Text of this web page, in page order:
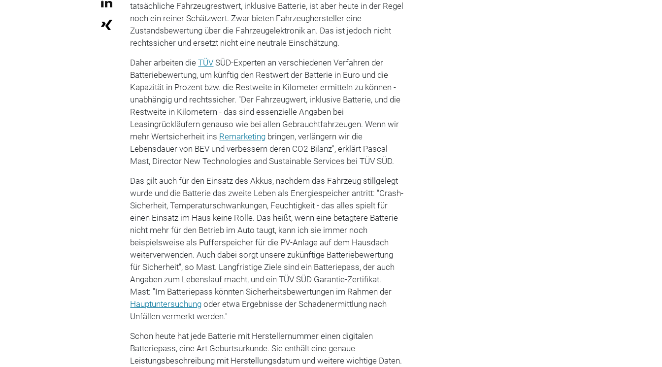
tatsächliche Fahrzeugrestwert, inklusive Batterie, ist aber heute in der Regel
noch ein reiner Schätzwert. Zwar bieten Fahrzeughersteller eine
Zustandsbewertung über die Fahrzeugelektronik an. Das ist jedoch nicht
rechtssicher und ersetzt nicht eine neutrale Einschätzung.
Daher arbeiten dieTÜV SÜD-Experten an verschiedenen Verfahren der
Batteriebewertung, um künftig den Restwert der Batterie in Euro und die
Kapazität in Prozent bzw. die Restweite in Kilometer ermitteln zu können -
unabhängig und rechtssicher. "Der Fahrzeugwert, inklusive Batterie, und die
Restweite in Kilometern - das sind essenzielle Angaben bei
Leasingrückläufern genauso wie bei allen Gebrauchtfahrzeugen. Wenn wir
mehr Wertsicherheit ins Remarketing bringen, verlängern wir die
Lebensdauer von BEV und verbessern deren CO2-Bilanz", erklärt Pascal
Mast, Director New Technologies and Sustainable Services bei TÜV SÜD.
Das gilt auch für den Einsatz des Akkus, nachdem das Fahrzeug stillgelegt
wurde und die Batterie das zweite Leben als Energiespeicher antritt: "Crash-
Sicherheit, Temperaturschwankungen, Feuchtigkeit - das alles spielt für
einen Einsatz im Haus keine Rolle. Das heißt, wenn eine betagtere Batterie
nicht mehr für den Betrieb im Auto taugt, kann ich sie immer noch
beispielsweise als Pufferspeicher für die PV-Anlage auf dem Hausdach
weiterverwenden. Auch dabei sorgt unsere zukünftige Batteriebewertung
für Sicherheit", so Mast. Langfristige Ziele sind ein Batteriepass, der auch
Angaben zum Lebenslauf macht, und ein TÜV SÜD Garantie-Zertifikat.
Mast: "Im Batteriepass könnten Sicherheitsbewertungen im Rahmen der
Hauptuntersuchung oder etwa Ergebnisse der Schadenermittlung nach
Unfällen vermerkt werden."
Schon heute hat jede Batterie mit Herstellernummer einen digitalen
Batteriepass, eine Art Geburtsurkunde. Sie enthält eine genaue
Leistungsbeschreibung mit Herstellungsdatum und weitere wichtige Daten.